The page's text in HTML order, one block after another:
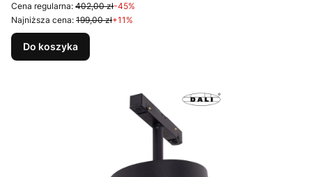
Cena regularna: 402,00 zł-45%
Najniższa cena: 199,00 zł+11%
Do koszyka